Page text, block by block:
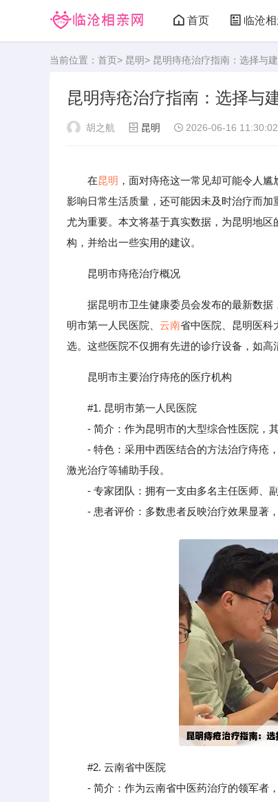
首页 临沧
当前位置： 首页> 昆明> 昆明痔疮治疗指南：选择与
昆明痔疮治疗指南：选择与
胡之航 昆明 2026-06-16 11:30:02
在昆明 ，面对痔疮这一常见却可能令人
影响日常生活质量，还可能因未及时治疗而
尤为重要。本文将基于真实数据，为昆明地
构，并给出一些实用的建议。
昆明市痔疮治疗概况
据昆明市卫生健康委员会发布的最新数
明市第一人民医院、 云南省中医院、昆明医科
选。这些医院不仅拥有先进的诊疗设备，如高
昆明市主要治疗痔疮的医疗机构
#1. 昆明市第一人民医院
- 简介：作为昆明市的大型综合性医院，其
- 特色：采用中西医结合的方法治疗痔疮，
激光治疗等辅助手段。
- 专家团队：拥有一支由多名主任医师、副
- 患者评价：多数患者反映治疗效果显著，
#2. 云南省中医院
- 简介：作为云南省中医药治疗的领军者，